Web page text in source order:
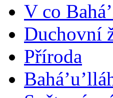
V co
Duchovní
Příroda